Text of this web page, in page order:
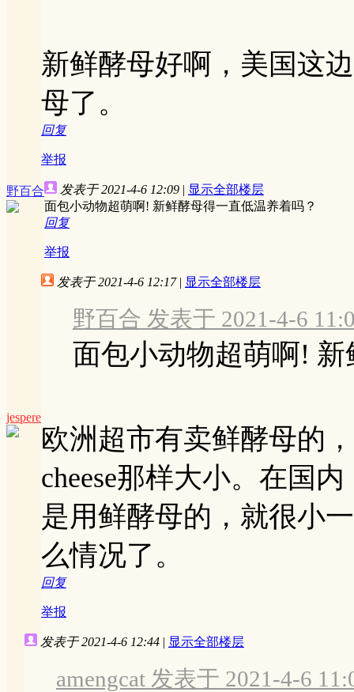
新鲜酵母好啊，美国这
母了。
回复
举报
野百合 发表于 2021-4-6 12:09 | 显示全部楼层
面包小动物超萌啊! 新鲜酵母得一直低温养着吗？
回复
举报
jespere
发表于 2021-4-6 12:17 | 显示全部楼层
野百合 发表于 2021-4-6
面包小动物超萌啊!
欧洲超市有卖鲜酵母的
cheese那样大小。在国
是用鲜酵母的，就很小
么情况了。
回复
举报
发表于 2021-4-6 12:44 | 显示全部楼层
amengcat 发表于 2021-4-6